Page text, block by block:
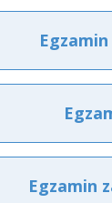
Egzamin